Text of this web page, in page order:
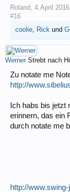
Roland 4.April.2016
#16
coolie Rick und
Werner Strebt nach
Zu notate me
http://
Ich habs bis jetzt
erinnern, das ein
durch notate me
http://